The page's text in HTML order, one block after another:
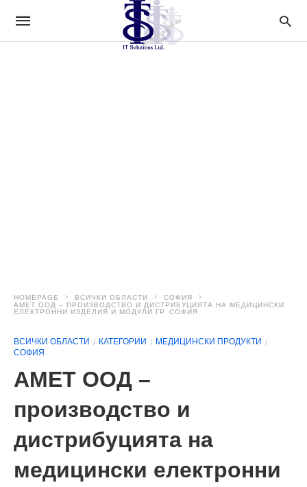
HOMEPAGE ВСИЧКИ ОБЛАСТИ
СОФИЯ
АМЕТ ООД – ПРОИЗВОДСТВО И ДИСТРИБУЦИЯТА НА МЕДИЦИНСКИ
ЕЛЕКТРОННИ ИЗДЕЛИЯ И МОДУЛИ ГР. СОФИЯ
ВСИЧКИ ОБЛАСТИ КАТЕГОРИИ
МЕДИЦИНСКИ ПРОДУКТИ
СОФИЯ
АМЕТ ООД –
производство и
дистрибуцията на
медицински електронни